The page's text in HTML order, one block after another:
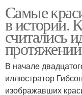
Самые
в истории.
считались
В начале
иллюстратор
изображавших